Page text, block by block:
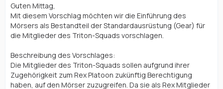
Guten Mittag,
Mit diesem Vorschlag möchten wir die Einführung des
Mörsers als Bestandteil der Standardausrüstung (Gear) für
die Mitglieder des Triton-Squads vorschlagen.
Beschreibung des Vorschlages:
Die Mitglieder des Triton-Squads sollen aufgrund ihrer
Zugehörigkeit zum Rex Platoon zukünftig Berechtigung
haben, auf den Mörser zuzugreifen. Da sie als Rex Mitglieder